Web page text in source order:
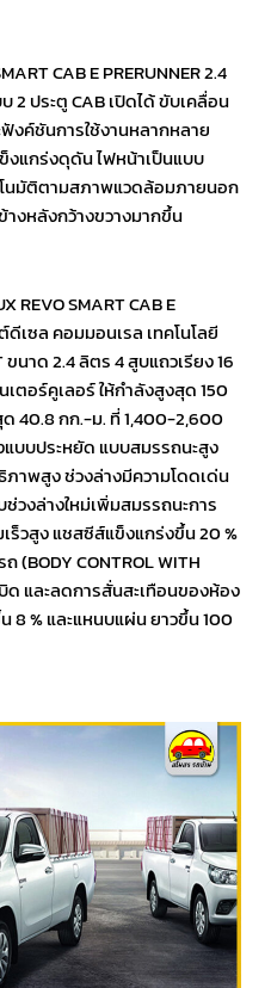
CAB E PRERUNNER 2.4
2 ประตู CAB เปิดได้ ขับเคลื่อน
งค์ชันการใช้งานหลากหลาย
แกร่งดุดัน ไฟหน้าเป็นแบบ
นมัติตามสภาพแวดล้อมภายนอก
างหลังกว้างขวางมากขึ้น
REVO SMART CAB E
ดีเซล คอมมอนเรล เทคโนโลยี
ขนาด 2.4 ลิตร 4 สูบแถวเรียง 16
เตอร์คูเลอร์ ให้กำลังสูงสุด 150
40.8 กก.-ม. ที่ 1,400-2,600
บบประหยัด แบบสมรรถนะสูง
ภาพสูง ช่วงล่างมีความโดดเด่น
วงล่างใหม่เพิ่มสมรรถนะการ
ร็วสูง แชสซีส์แข็งแกร่งขึ้น 20 %
CONTROL WITH
ด และลดการสั่นสะเทือนของห้อง
% และแหนบแผ่น ยาวขึ้น 100